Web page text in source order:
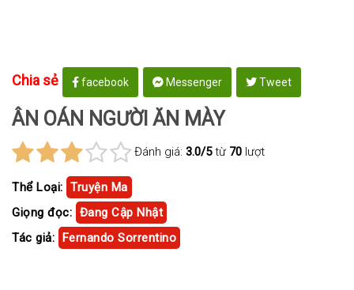
Chia sẻ facebook Messenger Tweet
ÂN OÁN NGƯỜI ĂN MÀY
Đánh giá: 3.0/5từ 70 lượt
Thể Loại: Truyện Ma
Giọng đọc: Đang Cập Nhật
Tác giả: Fernando Sorrentino